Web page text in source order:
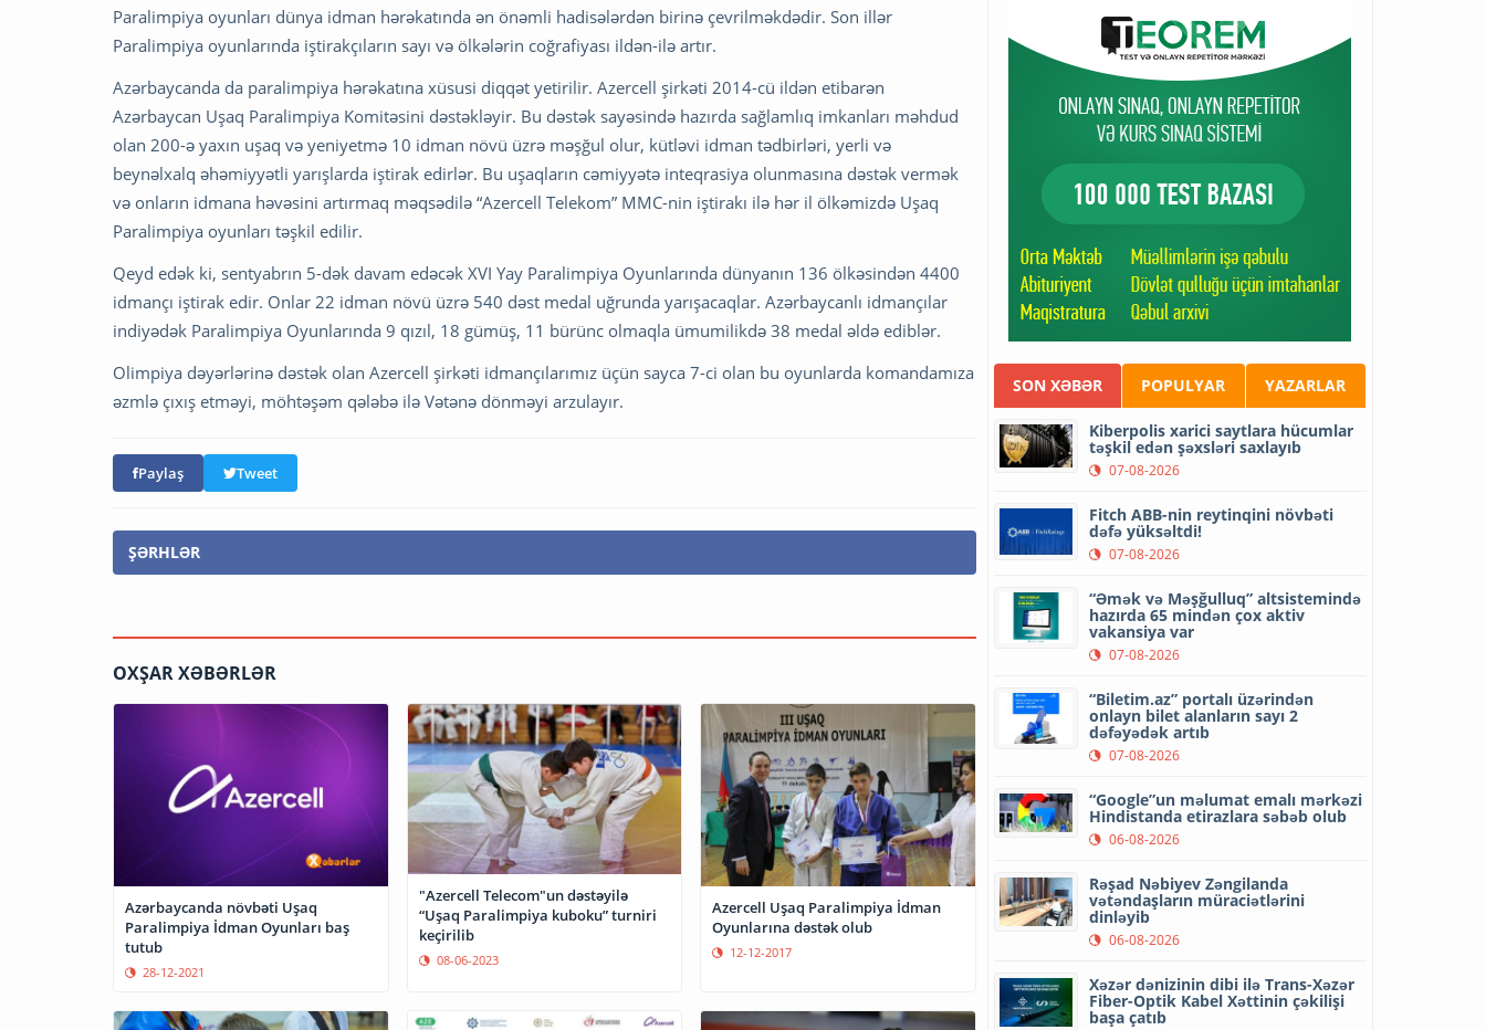
Paralimpiya oyunları dünya idman hərəkatında ən önəmli hadisələrdən birinə çevrilməkdədir. Son illər
Paralimpiya oyunlarında iştirakçıların sayı və ölkələrin coğrafiyası ildən-ilə artır.
Azərbaycanda da paralimpiya hərəkatına xüsusi diqqət yetirilir. Azercell şirkəti 2014-cü ildən etibarən
Azərbaycan Uşaq Paralimpiya Komitəsini dəstəkləyir. Bu dəstək sayəsində hazırda sağlamlıq imkanları məhdud
olan 200-ə yaxın uşaq və yeniyetmə 10 idman növü üzrə məşğul olur, kütləvi idman tədbirləri, yerli və
beynəlxalq əhəmiyyətli yarışlarda iştirak edirlər. Bu uşaqların cəmiyyətə inteqrasiya olunmasına dəstək vermək
və onların idmana həvəsini artırmaq məqsədilə “Azercell Telekom” MMC-nin iştirakı ilə hər il ölkəmizdə Uşaq
Paralimpiya oyunları təşkil edilir.
Qeyd edək ki, sentyabrın 5-dək davam edəcək XVI Yay Paralimpiya Oyunlarında dünyanın 136 ölkəsindən 4400
idmançı iştirak edir. Onlar 22 idman növü üzrə 540 dəst medal uğrunda yarışacaqlar. Azərbaycanlı idmançılar
indiyədək Paralimpiya Oyunlarında 9 qızıl, 18 gümüş, 11 bürünc olmaqla ümumilikdə 38 medal əldə ediblər.
Olimpiya dəyərlərinə dəstək olan Azercell şirkəti idmançılarımız üçün sayca 7-ci olan bu oyunlarda komandamıza
əzmlə çıxış etməyi, möhtəşəm qələbə ilə Vətənə dönməyi arzulayır.
Paylaş Tweet
ŞƏRHLƏR
OXŞAR XƏBƏRLƏR
Azərbaycanda növbəti Uşaq
Paralimpiya İdman Oyunları baş
tutub
28-12-2021
"Azercell Telecom"un dəstəyilə
“Uşaq Paralimpiya kuboku” turniri
keçirilib
08-06-2023
Azercell Uşaq Paralimpiya İdman
Oyunlarına dəstək olub
12-12-2017
SON XƏBƏR POPULYAR YAZARLAR
Kiberpolis xarici saytlara hücumlar
təşkil edən şəxsləri saxlayıb
07-08-2026
Fitch ABB-nin reytinqini növbəti
dəfə yüksəltdi!
07-08-2026
“Əmək və Məşğulluq” altsistemində
hazırda 65 mindən çox aktiv
vakansiya var
07-08-2026
“Biletim.az” portalı üzərindən
onlayn bilet alanların sayı 2
dəfəyədək artıb
07-08-2026
“Google”un məlumat emalı mərkəzi
Hindistanda etirazlara səbəb olub
06-08-2026
Rəşad Nəbiyev Zəngilanda
vətəndaşların müraciətlərini
dinləyib
06-08-2026
Xəzər dənizinin dibi ilə Trans-Xəzər
Fiber-Optik Kabel Xəttinin çəkilişi
başa çatıb